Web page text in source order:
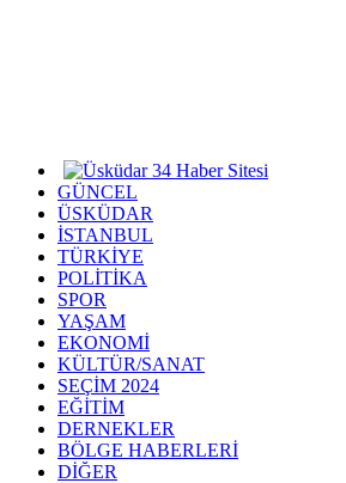
GÜNCEL
ÜSKÜDAR
İSTANBUL
TÜRKİYE
POLİTİKA
SPOR
YAŞAM
EKONOMİ
KÜLTÜR/SANAT
SEÇİM 2024
EĞİTİM
DERNEKLER
BÖLGE HABERLERİ
DİĞER